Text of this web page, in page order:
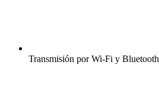
Transmisión por Wi-Fi y Bluetooth